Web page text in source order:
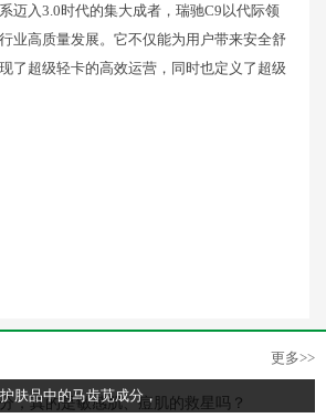
迈入3.0时代的集大成者，瑞驰C9以代际领
业高质量发展。它不仅能为用户带来安全舒
了超级轻卡的高效运营，同时也定义了超级
更多>>
护肤品中的马齿苋成分，